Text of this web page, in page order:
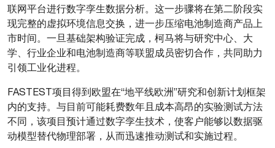
联网平台进行数字孪生数据分析。这一步骤将在第二阶段实
现完整的虚拟环境信息交换，进一步压缩电池制造商产品上
市时间。一旦基础架构验证完成，柯马将与研究中心、大
学、行业企业和电池制造商等联盟成员密切合作，共同助力
引领工业化进程。
FASTEST项目得到欧盟在“地平线欧洲”研究和创新计划框架
内的支持。与目前可能耗费数年且成本高昂的实验测试方法
不同，该项目预计通过数字孪生技术，使客户能够以数据驱
动模型替代物理部署，从而迅速推动测试和实施过程。